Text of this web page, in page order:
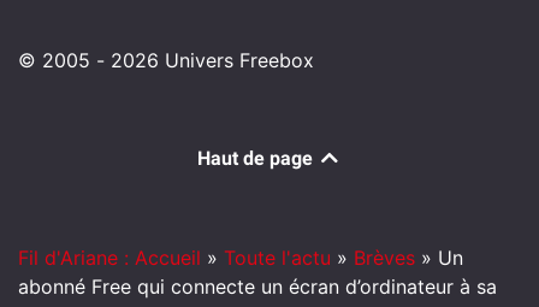
© 2005 - 2026 Univers Freebox
Haut de page
Fil d'Ariane : Accueil » Toute l'actu » Brèves » Un
abonné Free qui connecte un écran d’ordinateur à sa